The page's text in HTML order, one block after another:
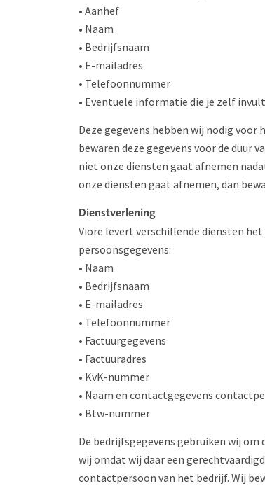
• Aanhef
• Naam
• Bedrijfsnaam
• E-mailadres
• Telefoonnummer
• Eventuele informatie die je zelf
Deze gegevens hebben wij nodig
bewaren deze gegevens voor de
niet onze diensten gaat afnemen
onze diensten gaat afnemen, dan
Dienstverlening
Viore levert verschillende diensten
persoonsgegevens:
• Naam
• Bedrijfsnaam
• E-mailadres
• Telefoonnummer
• Factuurgegevens
• Factuuradres
• KvK-nummer
• Naam en contactgegevens
• Btw-nummer
De bedrijfsgegevens gebruiken wij
wij omdat wij daar een
contactpersoon van het bedrijf. Wij